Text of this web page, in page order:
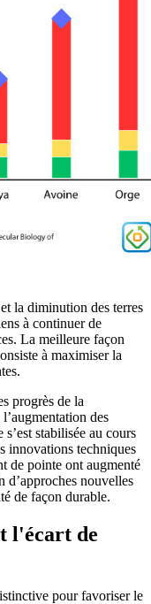
la diminution des terres
à continuer de
La meilleure façon
à maximiser la
progrès de la
des
stabilisée au cours
innovations techniques
de pointe ont augmenté
d’approches nouvelles
de façon durable.
l'écart de
pour favoriser le